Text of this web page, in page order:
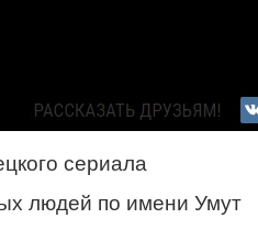
сериала
людей по имени Умут